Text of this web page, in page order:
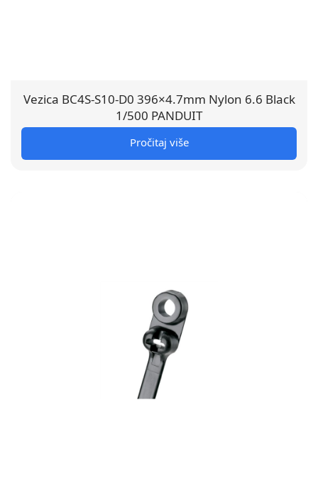
Vezica BC4S-S10-D0 396×4.7mm Nylon 6.6 Black
1/500 PANDUIT
Pročitaj više